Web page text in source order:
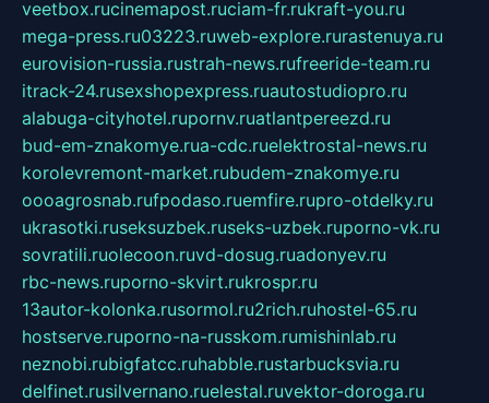
veetbox.rucinemapost.ruciam-fr.rukraft-you.ru
mega-press.ru03223.ruweb-explore.rurastenuya.ru
eurovision-russia.rustrah-news.rufreeride-team.ru
itrack-24.rusexshopexpress.ruautostudiopro.ru
alabuga-cityhotel.rupornv.ruatlantpereezd.ru
bud-em-znakomye.rua-cdc.ruelektrostal-news.ru
korolevremont-market.rubudem-znakomye.ru
oooagrosnab.rufpodaso.ruemfire.rupro-otdelky.ru
ukrasotki.ruseksuzbek.ruseks-uzbek.ruporno-vk.ru
sovratili.ruolecoon.ruvd-dosug.ruadonyev.ru
rbc-news.ruporno-skvirt.rukrospr.ru
13autor-kolonka.rusormol.ru2rich.ruhostel-65.ru
hostserve.ruporno-na-russkom.rumishinlab.ru
neznobi.rubigfatcc.ruhabble.rustarbucksvia.ru
delfinet.rusilvernano.ruelestal.ruvektor-doroga.ru